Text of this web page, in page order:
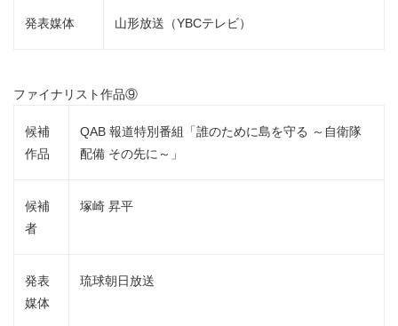
発表媒体 山形放送（YBCテレビ）
ファイナリスト作品⑨
候補
作品
QAB 報道特別番組「誰のために島を守る ～自衛隊
配備 その先に～」
候補
者
塚崎 昇平
発表
媒体
琉球朝日放送